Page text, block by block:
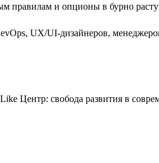
правилам и опционы в бурно
UX/UI-дизайнеров,